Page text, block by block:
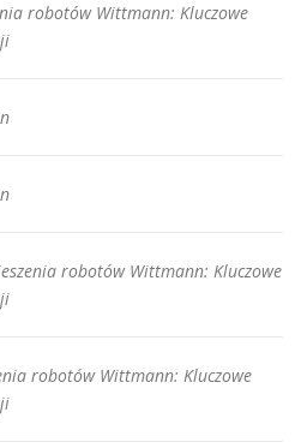
robotów Wittmann: Kluczowe
robotów Wittmann: Kluczowe
robotów Wittmann: Kluczowe